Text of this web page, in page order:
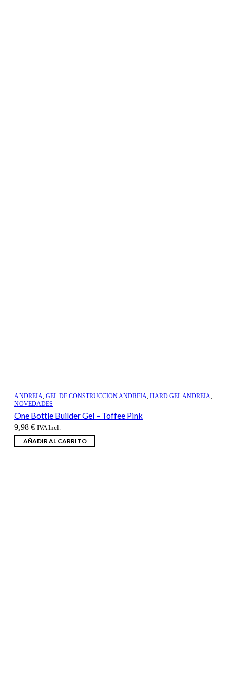
ANDREIA, GEL DE CONSTRUCCION ANDREIA, HARD GEL ANDREIA,
NOVEDADES
One Bottle Builder Gel – Toffee Pink
9,98 € IVA Incl.
AÑADIR AL CARRITO